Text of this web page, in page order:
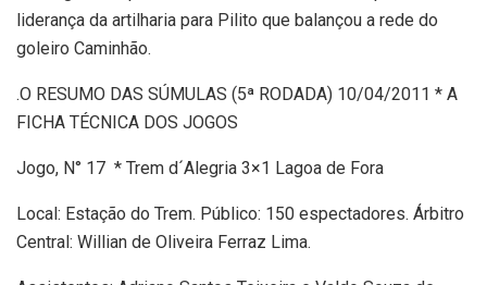
liderança da artilharia para Pilito que balançou a rede do
goleiro Caminhão.
.O RESUMO DAS SÚMULAS (5ª RODADA) 10/04/2011 * A
FICHA TÉCNICA DOS JOGOS
Jogo, N° 17 * Trem d´Alegria 3×1 Lagoa de Fora
Local: Estação do Trem. Público: 150 espectadores. Árbitro
Central: Willian de Oliveira Ferraz Lima.